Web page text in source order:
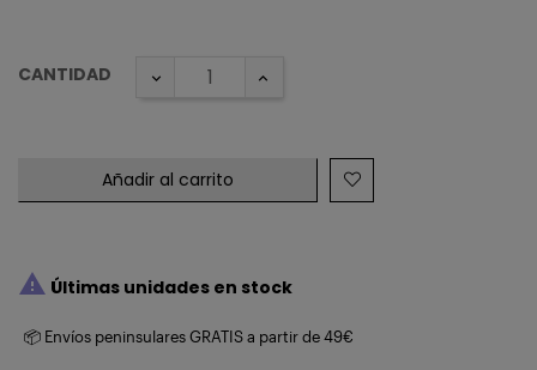
CANTIDAD
Añadir al carrito
 Últimas unidades en stock
📦 Envíos peninsulares GRATIS a partir de 49€